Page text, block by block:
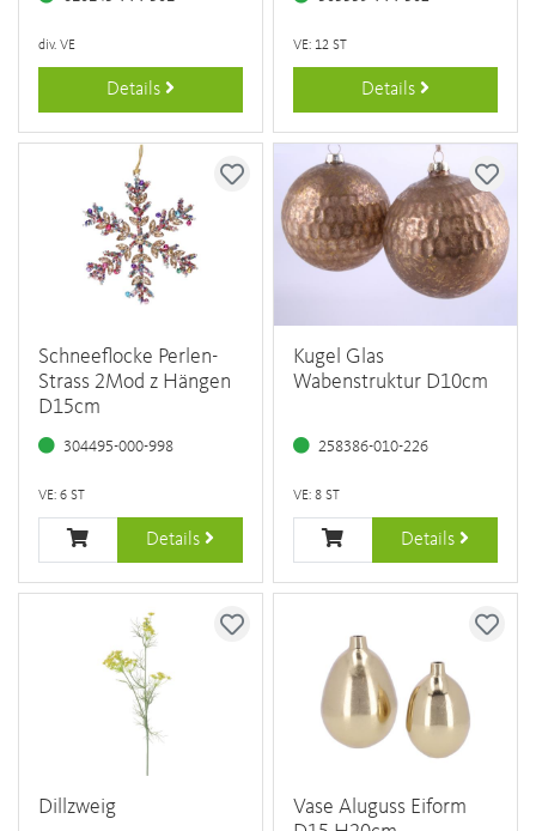
div. VE
Details
VE: 12 ST
Details
Schneeflocke Perlen-
Strass 2Mod z Hängen
D15cm
304495-000-998
VE: 6 ST
Details
Kugel Glas
Wabenstruktur D10cm
258386-010-226
VE: 8 ST
Details
Dillzweig
Vase Aluguss Eiform